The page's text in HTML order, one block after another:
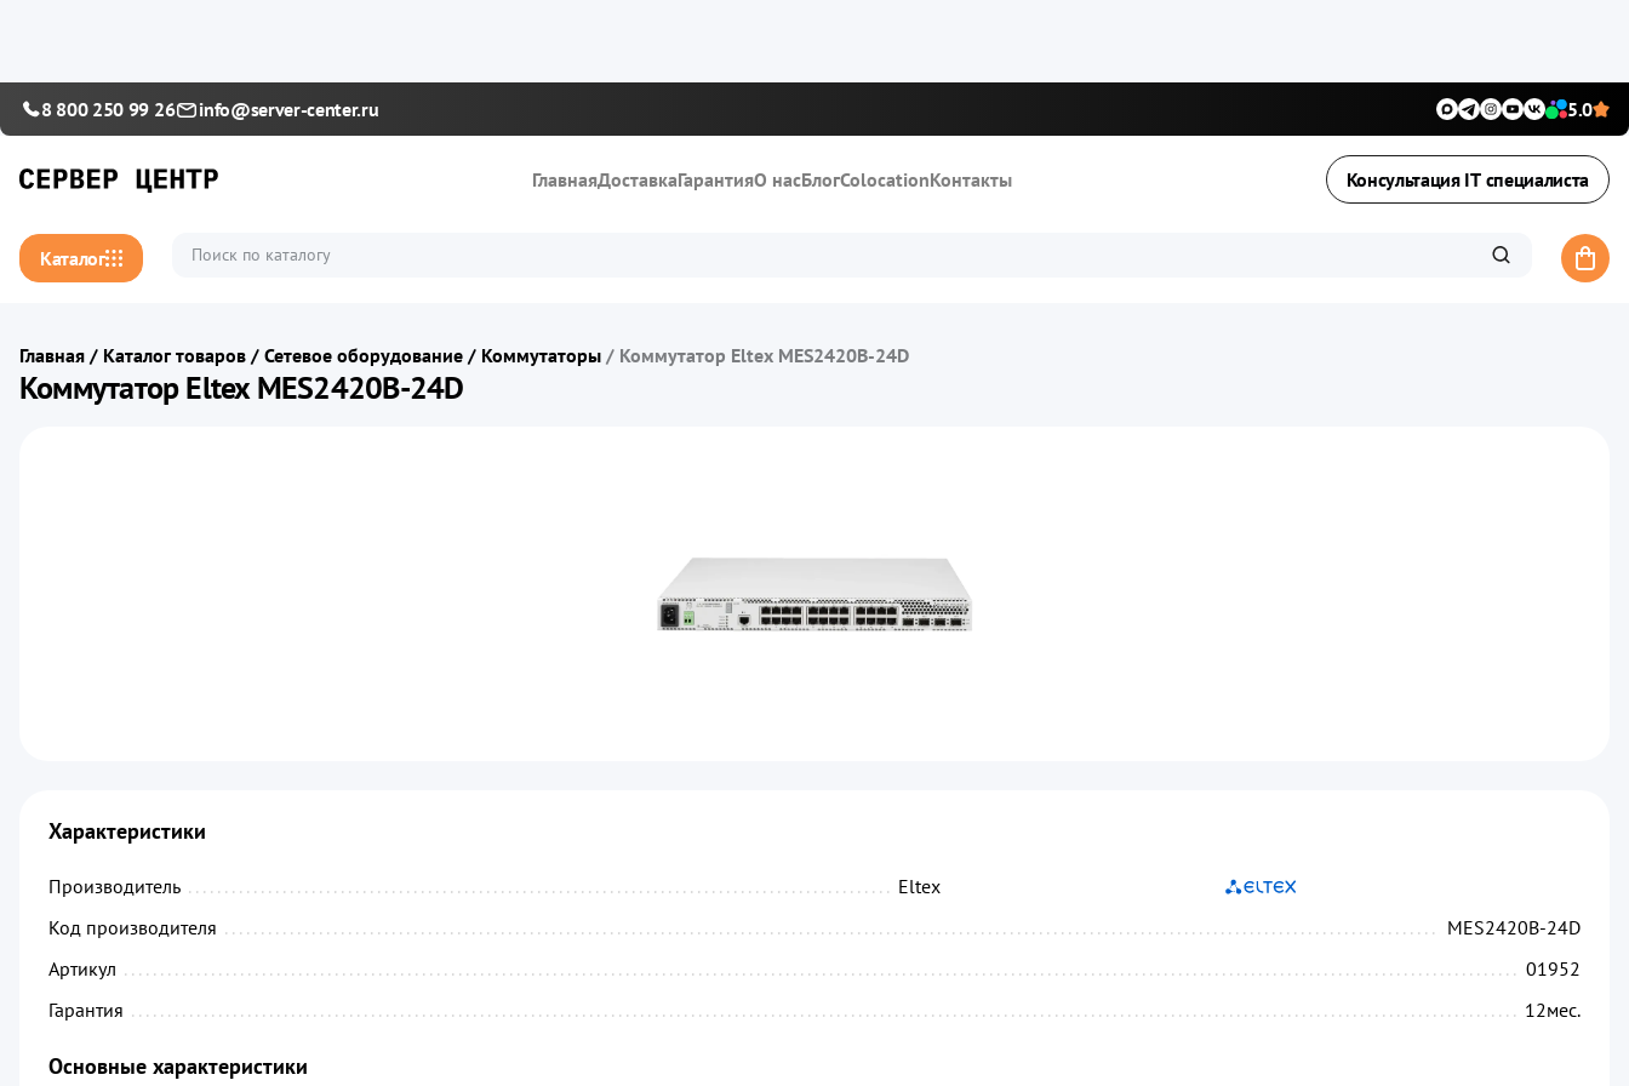
8 800 250 99 26 info@server-center.ru 5.0
ГлавнаяДоставкаГарантияО насБлогColocationКонтакты Консультация IT специалиста
Каталог
Главная / Каталог товаров / Сетевое оборудование / Коммутаторы / Коммутатор Eltex MES2420B-24D
Коммутатор Eltex MES2420B-24D
Характеристики
Производитель
Eltex
Код производителя
MES2420B-24D
Артикул ........................................................................................................................................................................................................
01952
Гарантия ........................................................................................................................................................................................................
12мес.
Основные характеристики